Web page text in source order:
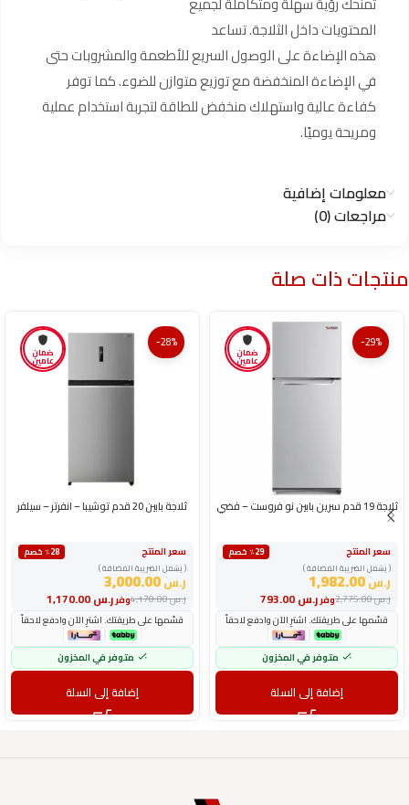
المحتويات داخل الثلاجة. تساعد
هذه الإضاءة على الوصول السريع للأطعمة والمشروبات حتى
في الإضاءة المنخفضة مع توزيع متوازن للضوء. كما توفر
كفاءة عالية واستهلاك منخفض للطاقة لتجربة استخدام عملية
ومريحة يوميًا.
معلومات إضافية
مراجعات (0)
منتجات ذات صلة
ضمان
عامين
-29%
ثلاجة 19 قدم سرين بابين نو فروست – فضي
سعر المنتج
٪29 خصم
( يشمل الضريبة المضافة )
ر.س1,982.00
وفرر.س ر.س2,775.00
قسّمها على طريقتك. اشترِ الآن وادفع لاحقاً
متوفر في المخزون
إضافة إلى السلة
ضمان
عامين
-28%
ثلاجة بابين 20 قدم توشيبا – انفرتر – سيلفر
سعر المنتج
٪28 خصم
( يشمل الضريبة المضافة )
ر.س3,000.00
وفرر.س ر.س4,170.00
قسّمها على طريقتك. اشترِ الآن وادفع لاحقاً
متوفر في المخزون
إضافة إلى السلة